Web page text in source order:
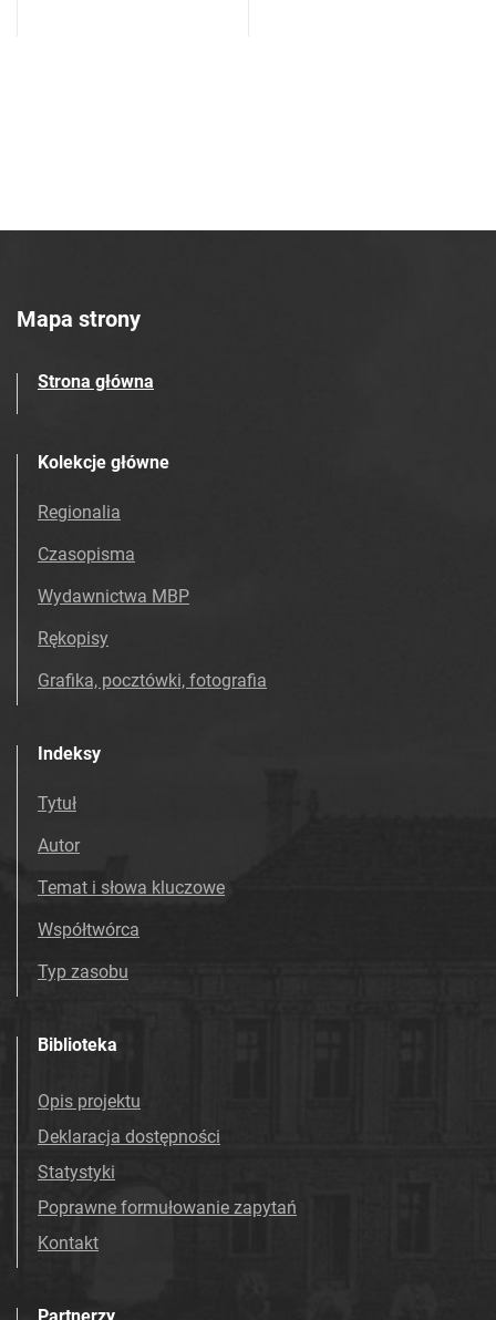
Mapa strony
Strona główna
Kolekcje główne
Regionalia
Czasopisma
Wydawnictwa MBP
Rękopisy
Grafika, pocztówki, fotografia
Indeksy
Tytuł
Autor
Temat i słowa kluczowe
Współtwórca
Typ zasobu
Biblioteka
Opis projektu
Deklaracja dostępności
Statystyki
Poprawne formułowanie zapytań
Kontakt